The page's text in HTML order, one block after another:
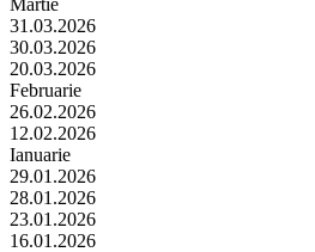
31.03.2026
30.03.2026
20.03.2026
Februarie
26.02.2026
12.02.2026
Ianuarie
29.01.2026
28.01.2026
23.01.2026
16.01.2026